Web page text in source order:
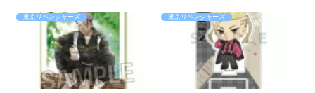
フィギュア 08/花垣武道 スーツ
ver.Ⓒ和久井健・講談社／アニメ
「東京リベンジャーズ」製作委員
会colleizeで探...
ニメ「東京リベンジャーズ」製作
委員会colleizeで探す
東京リベンジャーズ 東京リベンジャーズ